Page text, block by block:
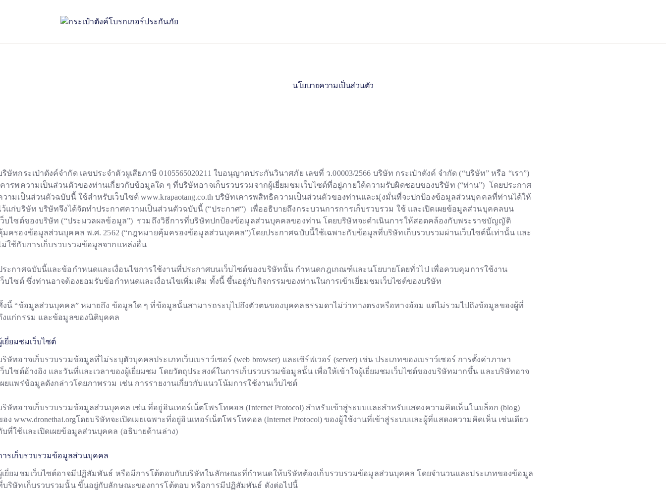
นโยบายความเป็นส่วนตัว
ริษัทกระเป่าตังค์จำกัด เลขประจำตัวผูเสียภาษี 0105565020211 ใบอนุญาตประกันวินาศภัย เลขที่ ว.00003/2566 บริษัท กระเป๋าตังค์ จำกัด(“บริษัท” หรือ “เรา”)
คารพความเป็นส่วนตัวของท่านเกี่ยวกับข้อมูลใด ๆ ที่บริษัทอาจเก็บรวบรวมจากผู้เยี่ยมชมเว็บไซต์ที่อยู่ภายใต้ความรับผิดชอบของบริษัท (“ท่าน”) โดยประกาศ
วามเป็นส่วนตัวฉบับนี้ ใช้สำหรับเว็บไซต์ www.krapaotang.co.th บริษัทเคารพสิทธิความเป็นส่วนตัวของท่านและมุ่งมั่นที่จะปกป้องข้อมูลส่วนบุคคลที่ท่านได้ให้
ว้แก่บริษัท บริษัทจึงได้จัดทำประกาศความเป็นส่วนตัวฉบับนี้ (“ประกาศ“) เพื่ออธิบายถึงกระบวนการการเก็บรวบรวม ใช้ และเปิดเผยข้อมูลส่วนบุคคลบน
ว็บไซต์ของบริษัท (“ประมวลผลข้อมูล”) รวมถึงวิธีการที่บริษัทปกป้องข้อมูลส่วนบุคคลของท่าน โดยบริษัทจะดำเนินการให้สอดคล้องกับพระราชบัญญัติ
มครองข้อมูลส่วนบุคคล พ.ศ. 2562 (“กฎหมายคุ้มครองข้อมูลส่วนบุคคล”)โดยประกาศฉบับนี้ใช้เฉพาะกับข้อมูลที่บริษัทเก็บรวบรวมผ่านเว็บไซต์นี้เท่านั้น และ
ม่ใช้กับการเก็บรวบรวมข้อมูลจากแหล่งอื่น
ระกาศฉบับนี้และข้อกำหนดและเงื่อนไขการใช้งานที่ประกาศบนเว็บไซต์ของบริษัทนั้น กำหนดกฎเกณฑ์และนโยบายโดยทั่วไป เพื่อควบคุมการใช้งาน
ว็บไซต์ ซึ่งท่านอาจต้องยอมรับข้อกำหนดและเงื่อนไขเพิ่มเติม ทั้งนี้ ขึ้นอยู่กับกิจกรรมของท่านในการเข้าเยี่ยมชมเว็บไซต์ของบริษัท
งนี้ “ข้อมูลส่วนบุคคล” หมายถึง ข้อมูลใด ๆ ที่ข้อมูลนั้นสามารถระบุไปถึงตัวตนของบุคคลธรรมดาไม่ว่าทางตรงหรือทางอ้อม แต่ไม่รวมไปถึงข้อมูลของผู้ที่
งแก่กรรม และข้อมูลของนิติบุคคล
เยี่ยมชมเว็บไซต์
ริษัทอาจเก็บรวบรวมข้อมูลที่ไม่ระบุตัวบุคคลประเภทเว็บเบราว์เซอร์ (web browser) และเซิร์ฟเวอร์ (server) เช่น ประเภทของเบราว์เซอร์ การตั้งค่าภาษา
ว็บไซต์อ้างอิง และวันที่และเวลาของผู้เยี่ยมชม โดยวัตถุประสงค์ในการเก็บรวบรวมข้อมูลนั้น เพื่อให้เข้าใจผู้เยี่ยมชมเว็บไซต์ของบริษัทมากขึ้น และบริษัทอาจ
ผยแพร่ข้อมูลดังกล่าวโดยภาพรวม เช่น การรายงานเกี่ยวกับแนวโน้มการใช้งานเว็บไซต์
ริษัทอาจเก็บรวบรวมข้อมูลส่วนบุคคล เช่น ที่อยู่อินเทอร์เน็ตโพรโทคอล (Internet Protocol) สำหรับเข้าสู่ระบบและสำหรับแสดงความคิดเห็นในบล็อก (blog)
อง www.dronethai.orgโดยบริษัทจะเปิดเผยเฉพาะที่อยู่อินเทอร์เน็ตโพรโทคอล (Internet Protocol) ของผู้ใช้งานที่เข้าสู่ระบบและผู้ที่แสดงความคิดเห็น เช่นเดียว
บที่ใช้และเปิดเผยข้อมูลส่วนบุคคล (อธิบายด้านล่าง)
ารเก็บรวบรวมข้อมูลส่วนบุคคล
เยี่ยมชมเว็บไซต์อาจมีปฏิสัมพันธ์ หรือมีการโต้ตอบกับบริษัทในลักษณะที่กำหนดให้บริษัทต้องเก็บรวบรวมข้อมูลส่วนบุคคล โดยจำนวนและประเภทของข้อมูล
บริษัทเก็บรวบรวมนั้น ขึ้นอยู่กับลักษณะของการโต้ตอบ หรือการมีปฏิสัมพันธ์ ดังต่อไปนี้